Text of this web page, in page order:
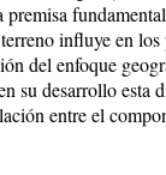
influye en
del enfoque
su desarrollo esta
entre el